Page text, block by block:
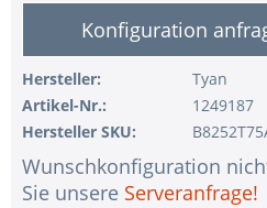
ohne USV
1 Stk.
ohne Konfiguration IPMI
1 Stk.
ohne RAID-Konfiguration
1 Stk.
Hinweise +
Konfiguration
Hersteller:
Tyan
Artikel-Nr.:
1249187
Hersteller SKU:
Wunschkonfiguration
Sie unsere Serveranfrage!